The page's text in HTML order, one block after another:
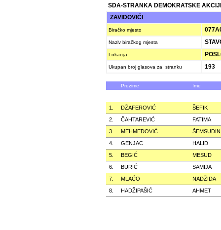
SDA-STRANKA DEMOKRATSKE
ZAVIDOVIĆI
Biračko mjesto
Naziv biračkog mjesta
Lokacija
Ukupan broj glasova za stranku 193
Prezime Ime
1. DŽAFEROVIĆ
ŠEFIK
2.
ČAHTAREVIĆ
FATIMA
3.
MEHMEDOVIĆ
ŠEMSUDIN
4.
GENJAC
HALID
5.
BEGIĆ
MESUD
6.
BURIĆ
SAMIJA
7.
MLAĆO
NADŽIDA
8.
HADŽIPAŠIĆ AHMET